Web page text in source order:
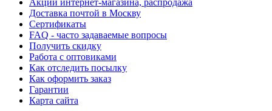
Доставка почтой в Москву
Сертификаты
FAQ - часто задаваемые вопросы
Получить скидку
Работа с оптовиками
Как отследить посылку
Как оформить заказ
Гарантии
Карта сайта